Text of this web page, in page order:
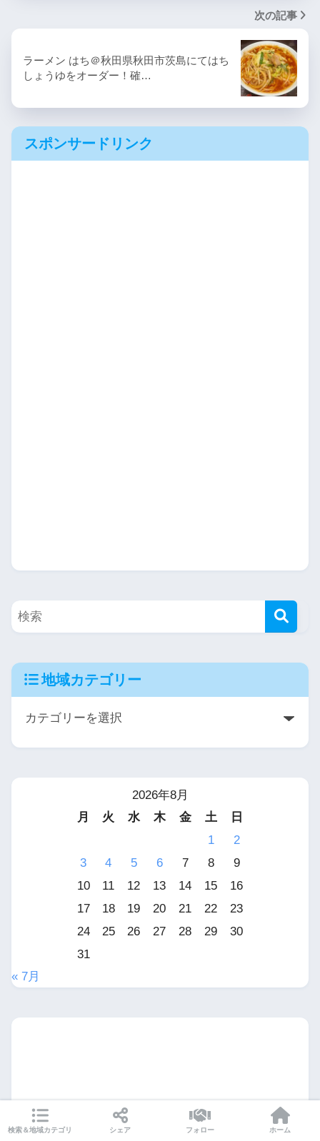
次の記事
ラーメン はち＠秋田県秋田市茨島にてはち
しょうゆをオーダー！確…
スポンサードリンク
地域カテゴリー
2026年8月
月
火 水 木 金 土
日
1
2
3
4 5 6 7 8
9
10
11 12 13 14 15
16
17
18 19 20 21 22
23
24
25 26 27 28 29
30
31
« 7月
検索＆地域カテゴリ シェア フォロー ホーム